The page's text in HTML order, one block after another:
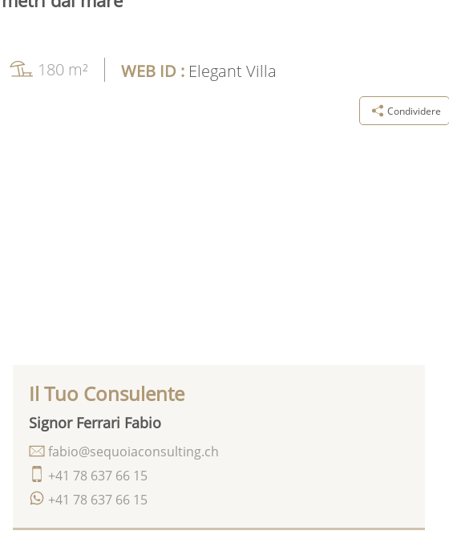
180 m² WEB ID : Elegant Villa
Condividere
Il Tuo Consulente
Signor Ferrari Fabio
+41 78 637 66 15
+41 78 637 66 15
fabio@sequoiaconsulting.ch